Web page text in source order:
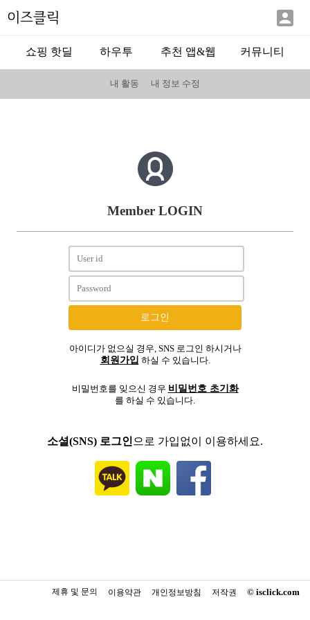
이즈클릭 
쇼핑 핫딜 하우투 추천 앱&웹 커뮤니티
내 활동 내 정보 수정
Member LOGIN
아이디가 없으실 경우, SNS 로그인 하시거나
회원가입 하실 수 있습니다.
비밀번호를 잊으신 경우 비밀번호 초기화
를 하실 수 있습니다.
소셜(SNS) 로그인 으로 가입없이 이용하세요.
© isclick.com
저작권
개인정보방침
이용약관
제휴 및 문의